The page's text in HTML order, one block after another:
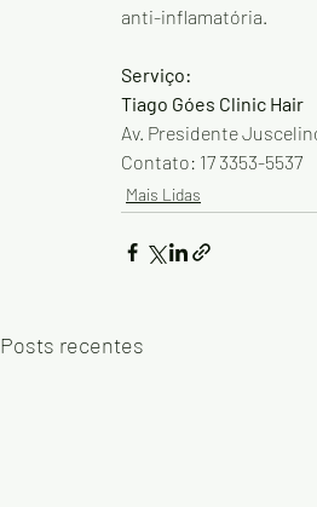
anti-inflamatória.
Serviço:
Tiago Góes Clinic Hair
Av. Presidente
Contato: 17 3353-5537
Mais Lidas
Posts recentes